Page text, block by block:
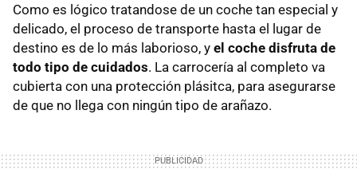
Como es lógico tratandose de un coche tan especial y
delicado, el proceso de transporte hasta el lugar de
destino es de lo más laborioso, y el coche disfruta de
todo tipo de cuidados. La carrocería al completo va
cubierta con una protección plásitca, para asegurarse
de que no llega con ningún tipo de arañazo.